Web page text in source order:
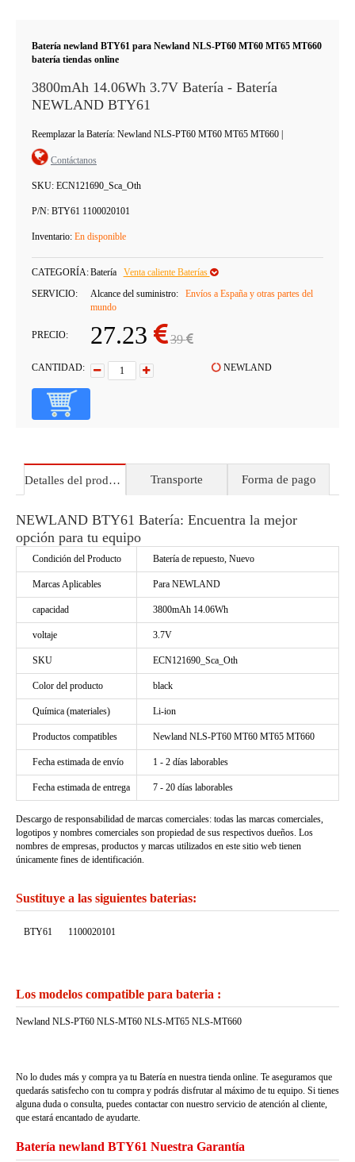
Batería newland BTY61 para Newland NLS-PT60 MT60 MT65 MT660
batería tiendas online
3800mAh 14.06Wh 3.7V Batería - Batería
NEWLAND BTY61
Reemplazar la Batería: Newland NLS-PT60 MT60 MT65 MT660
Contáctanos
SKU: ECN121690_Sca_Oth
P/N: BTY61 1100020101
Inventario: En disponible
CATEGORÍA:Batería
Venta caliente Baterías
SERVICIO:
Alcance del suministro:
Envíos a España y otras partes del
mundo
PRECIO: 27.23 39
CANTIDAD: NEWLAND
Detalles del producto Transporte Forma de pago
NEWLAND BTY61 Batería: Encuentra la mejor
opción para tu equipo
Condición del Producto Batería de repuesto, Nuevo
Marcas Aplicables Para NEWLAND
capacidad 3800mAh 14.06Wh
voltaje 3.7V
SKU ECN121690_Sca_Oth
Color del producto black
Química (materiales) Li-ion
Productos compatibles Newland NLS-PT60 MT60 MT65 MT660
Fecha estimada de envío 1 - 2 días laborables
Fecha estimada de entrega 7 - 20 días laborables
Descargo de responsabilidad de marcas comerciales: todas las marcas comerciales,
logotipos y nombres comerciales son propiedad de sus respectivos dueños. Los
nombres de empresas, productos y marcas utilizados en este sitio web tienen
únicamente fines de identificación.
Sustituye a las siguientes baterias:
BTY61 1100020101
Los modelos compatible para bateria :
Newland NLS-PT60 NLS-MT60 NLS-MT65 NLS-MT660
No lo dudes más y compra ya tu Batería en nuestra tienda online. Te aseguramos que
quedarás satisfecho con tu compra y podrás disfrutar al máximo de tu equipo. Si tienes
alguna duda o consulta, puedes contactar con nuestro servicio de atención al cliente,
que estará encantado de ayudarte.
Batería newland BTY61 Nuestra Garantía